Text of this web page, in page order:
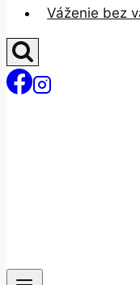
Váženie bez